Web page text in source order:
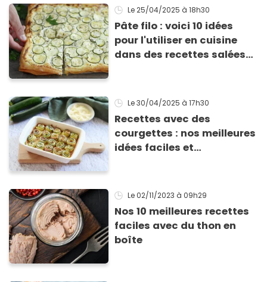
Le 25/04/2025 à 18h30
Pâte filo : voici 10 idées
pour l'utiliser en cuisine
dans des recettes salées
Le 30/04/2025 à 17h30
Recettes avec des
courgettes : nos meilleures
idées faciles et
Le 02/11/2023 à 09h29
Nos 10 meilleures recettes
faciles avec du thon en
boîte